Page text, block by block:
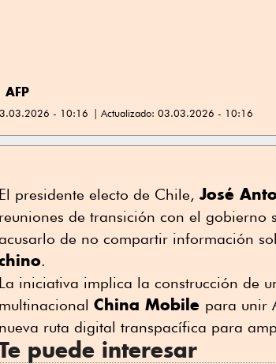
AFP
- 10:16 Actualizado: 03.03.2026 - 10:16
El presidente electo de Chile, José
reuniones de transición con el gobierno
de no compartir información
.
La iniciativa implica la construcción de
multinacional China Mobile para unir
nueva ruta digital transpacífica para
puede interesar